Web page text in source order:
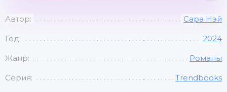
Автор: Сара Нэй
Год: 2024
Жанр: Романы
Серия: Trendbooks